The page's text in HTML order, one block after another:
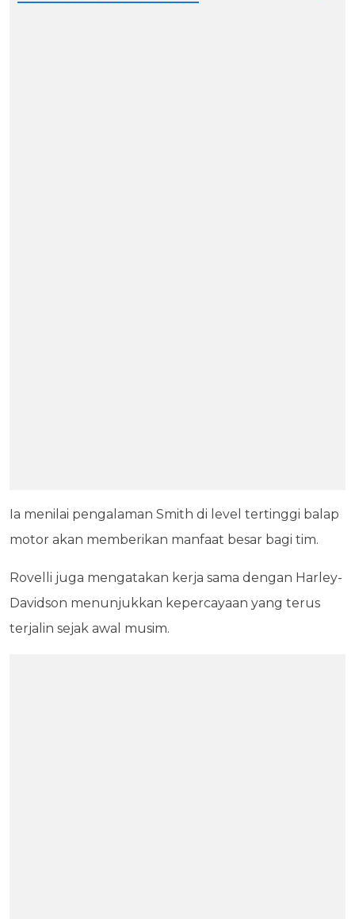
Ia menilai pengalaman Smith di level tertinggi balap
motor akan memberikan manfaat besar bagi tim.
Rovelli juga mengatakan kerja sama dengan Harley-
Davidson menunjukkan kepercayaan yang terus
terjalin sejak awal musim.